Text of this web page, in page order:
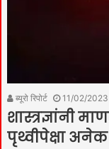
ब्यूरो रिपोर्ट 11/02/2023
शास्त्रज्ञांनी
पृथ्वीपेक्षा